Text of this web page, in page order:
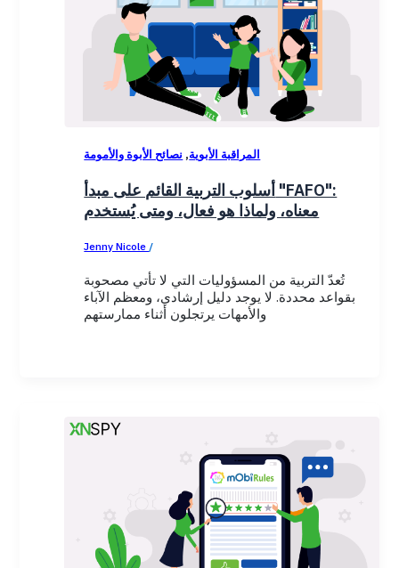
المراقبة الأبوية, نصائح الأبوة والأمومة
أسلوب التربية القائم على مبدأ "FAFO":
معناه، ولماذا هو فعال، ومتى يُستخدم
Jenny Nicole /
تُعدّ التربية من المسؤوليات التي لا تأتي مصحوبة
بقواعد محددة. لا يوجد دليل إرشادي، ومعظم الآباء
والأمهات يرتجلون أثناء ممارستهم